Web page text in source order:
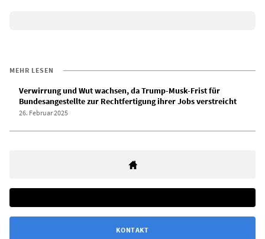
MEHR LESEN
Verwirrung und Wut wachsen, da Trump-Musk-Frist für
Bundesangestellte zur Rechtfertigung ihrer Jobs verstreicht
26. Februar 2025
KONTAKT